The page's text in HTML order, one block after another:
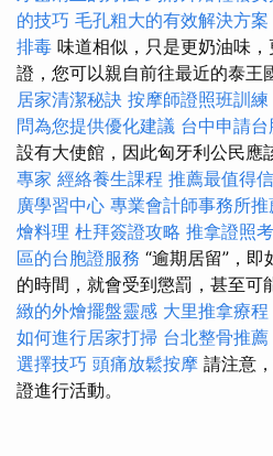
的技巧 毛孔粗大的有效解決方
排毒 味道相似，只是更奶油味
證，您可以親自前往最近的泰王
居家清潔秘訣 按摩師證照班訓練
問為您提供優化建議 台中申請
設有大使館，因此匈牙利公民應
專家 經絡養生課程 推薦最值得
廣學習中心 專業會計師事務所推
燴料理 杜拜簽證攻略 推拿證照
區的台胞證服務 “逾期居留”，
的時間，就會受到懲罰，甚至可
緻的外燴擺盤靈感 大里推拿療程
如何進行居家打掃 台北整骨推薦
選擇技巧 頭痛放鬆按摩 請注意
證進行活動。